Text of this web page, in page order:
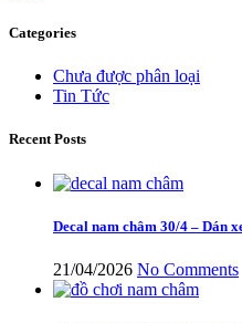
Categories
Chưa được phân loại
Tin Tức
Recent Posts
Decal nam châm 30/4 – Dán
21/04/2026 No Comments